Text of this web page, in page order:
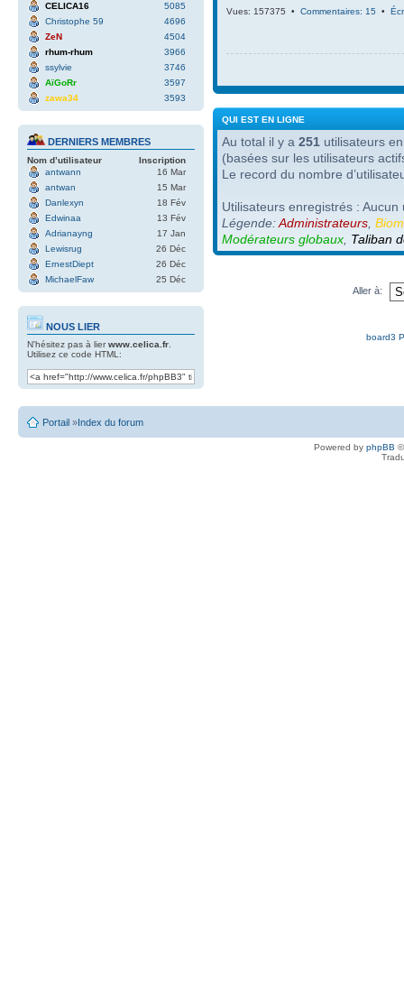
CELICA16
5085
Christophe 59
4696
ZeN
4504
rhum-rhum
3966
ssylvie
3746
AïGoRr
3597
zawa34
3593
DERNIERS MEMBRES
Nom d’utilisateur
Inscription
antwann
16 Mar
antwan
15 Mar
Danlexyn
18 Fév
Edwinaa
13 Fév
Adrianayng
17 Jan
Lewisrug
26 Déc
ErnestDiept
26 Déc
MichaelFaw
25 Déc
NOUS LIER
N'hésitez pas à lierwww.celica.fr
Utilisez ce code HTML:
Vues: 157375 • Commentaires: 15 •
QUI EST EN LIGNE
Au total il y a 251 utilisateurs
(basées sur les utilisateurs
Le record du nombre
Utilisateurs enregistrés :
Légende:Administrateurs
Modérateurs globaux Taliban
Aller à:
board3
Portail »Index du forum
Powered by phpBB